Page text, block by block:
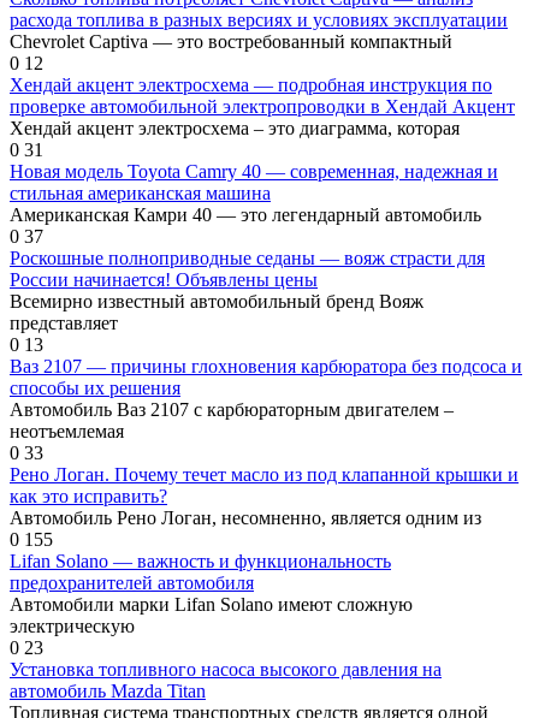
расхода топлива в разных версиях и условиях эксплуатации
Chevrolet Captiva — это востребованный компактный
0 12
Хендай акцент электросхема — подробная инструкция по
проверке автомобильной электропроводки в Хендай Акцент
Хендай акцент электросхема – это диаграмма, которая
0 31
Новая модель Toyota Camry 40 — современная, надежная и
стильная американская машина
Американская Камри 40 — это легендарный автомобиль
0 37
Роскошные полноприводные седаны — вояж страсти для
России начинается! Объявлены цены
Всемирно известный автомобильный бренд Вояж
представляет
0 13
Ваз 2107 — причины глохновения карбюратора без подсоса и
способы их решения
Автомобиль Ваз 2107 с карбюраторным двигателем –
неотъемлемая
0 33
Рено Логан. Почему течет масло из под клапанной крышки и
как это исправить?
Автомобиль Рено Логан, несомненно, является одним из
0 155
Lifan Solano — важность и функциональность
предохранителей автомобиля
Автомобили марки Lifan Solano имеют сложную
электрическую
0 23
Установка топливного насоса высокого давления на
автомобиль Mazda Titan
Топливная система транспортных средств является одной